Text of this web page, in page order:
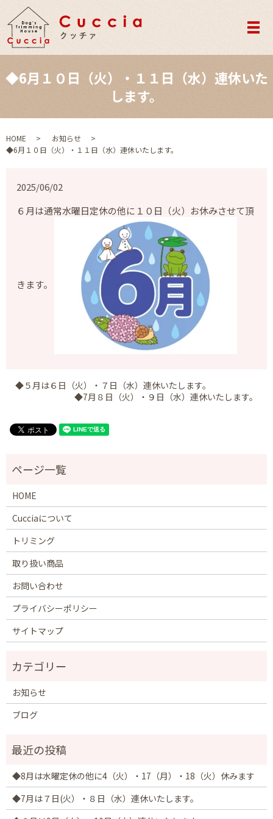
メ
◆6月１０日（火）・１１日（水）連休いた
します。
HOME
お知らせ
◆6月１０日（火）・１１日（水）連休いたします。
2025/06/02
６月は通常水曜日定休の他に１０日（火）お休みさせて頂
きます。
◆５月は６日（火）・７日（水）連休いたします。
◆7月８日（火）・９日（水）連休いたします。
HOME
Cucciaについて
トリミング
取り扱い商品
お問い合わせ
プライバシーポリシー
サイトマップ
お知らせ
ブログ
◆8月は水曜定休の他に4（火）・17（月）・18（火）休みます
◆7月は７日(火）・８日（水）連休いたします。